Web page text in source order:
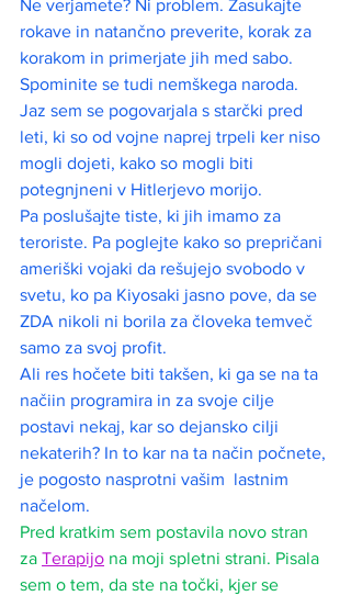
Ne verjamete? Ni problem. Zasukajte
rokave in natančno preverite, korak za
korakom in primerjate jih med sabo.
Spominite se tudi nemškega naroda.
Jaz sem se pogovarjala s starčki pred
leti, ki so od vojne naprej trpeli ker niso
mogli dojeti, kako so mogli biti
potegnjneni v Hitlerjevo morijo.
Pa poslušajte tiste, ki jih imamo za
teroriste. Pa poglejte kako so prepričani
ameriški vojaki da rešujejo svobodo v
svetu, ko pa Kiyosaki jasno pove, da se
ZDA nikoli ni borila za človeka temveč
samo za svoj profit.
Ali res hočete biti takšen, ki ga se na ta
načiin programira in za svoje cilje
postavi nekaj, kar so dejansko cilji
nekaterih? In to kar na ta način počnete,
je pogosto nasprotni vašim  lastnim
načelom.
Pred kratkim sem postavila novo stran
za Terapijo na moji spletni strani. Pisala
sem o tem, da ste na točki, kjer se